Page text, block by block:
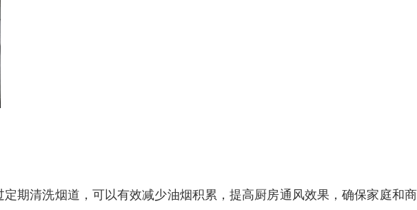
期清洗烟道，可以有效减少油烟积累，提高厨房通风效果，确保家庭和